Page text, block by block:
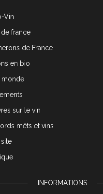
Vin
de france
de France
en bio
monde
sur le vin
mêts et vins
INFORMATIONS